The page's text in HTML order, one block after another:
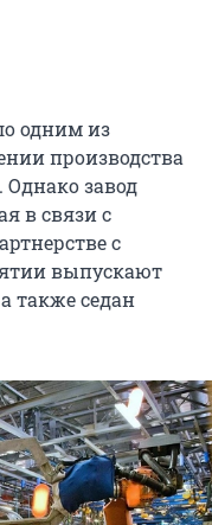
одним из
производства
Однако завод
в связи с
с
выпускают
также седан